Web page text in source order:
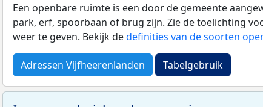
Een openbare ruimte is een door de gemeente
park, erf, spoorbaan of brug zijn. Zie de toelichting
weer te geven. Bekijk dedefinities van de soorten
Adressen Vijfheerenlanden Tabelgebruik